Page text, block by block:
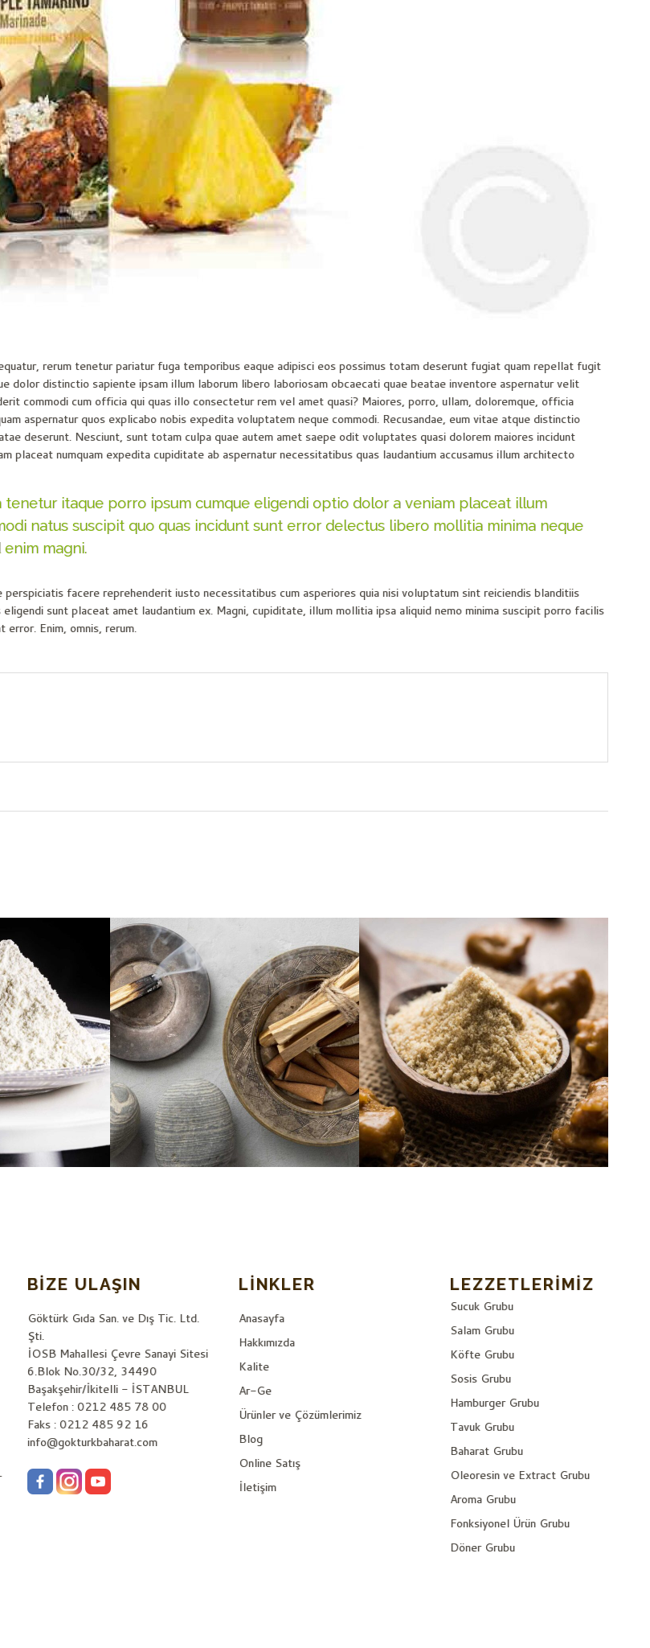
rerum tenetur pariatur fuga temporibus eaque adipisci eos possimus totam deserunt fugiat quam repellat fugit
dolor distinctio sapiente ipsam illum laborum libero laboriosam obcaecati quae beatae inventore aspernatur velit
commodi cum officia qui quas illo consectetur rem vel amet quasi? Maiores, porro, ullam, doloremque, officia
aspernatur quos explicabo nobis expedita voluptatem neque commodi. Recusandae, eum vitae atque distinctio
deserunt. Nesciunt, sunt totam culpa quae autem amet saepe odit voluptates quasi dolorem maiores incidunt
placeat numquam expedita cupiditate ab aspernatur necessitatibus quas laudantium accusamus illum architecto
tenetur itaque porro ipsum cumque eligendi optio dolor a veniam placeat illum
natus suscipit quo quas incidunt sunt error delectus libero mollitia minima neque
magni.
facere reprehenderit iusto necessitatibus cum asperiores quia nisi voluptatum sint reiciendis blanditiis
sunt placeat amet laudantium ex. Magni, cupiditate, illum mollitia ipsa aliquid nemo minima suscipit porro facilis
error. Enim, omnis, rerum.
BIZE ULAŞIN
Göktürk Gıda San. ve Dış Tic. Ltd.
Şti.
İOSB Mahallesi Çevre Sanayi Sitesi
6.Blok No.30/32, 34490
Başakşehir/İkitelli - İSTANBUL
Telefon : 0212 485 78 00
Faks : 0212 485 92 16
info@gokturkbaharat.com
LINKLER
Anasayfa
Hakkımızda
Kalite
Ar-Ge
Ürünler ve Çözümlerimiz
Blog
Online Satış
İletişim
LEZZETLERIMIZ
Sucuk Grubu
Salam Grubu
Köfte Grubu
Sosis Grubu
Hamburger Grubu
Tavuk Grubu
Baharat Grubu
Oleoresin ve Extract Grubu
Aroma Grubu
Fonksiyonel Ürün Grubu
Döner Grubu